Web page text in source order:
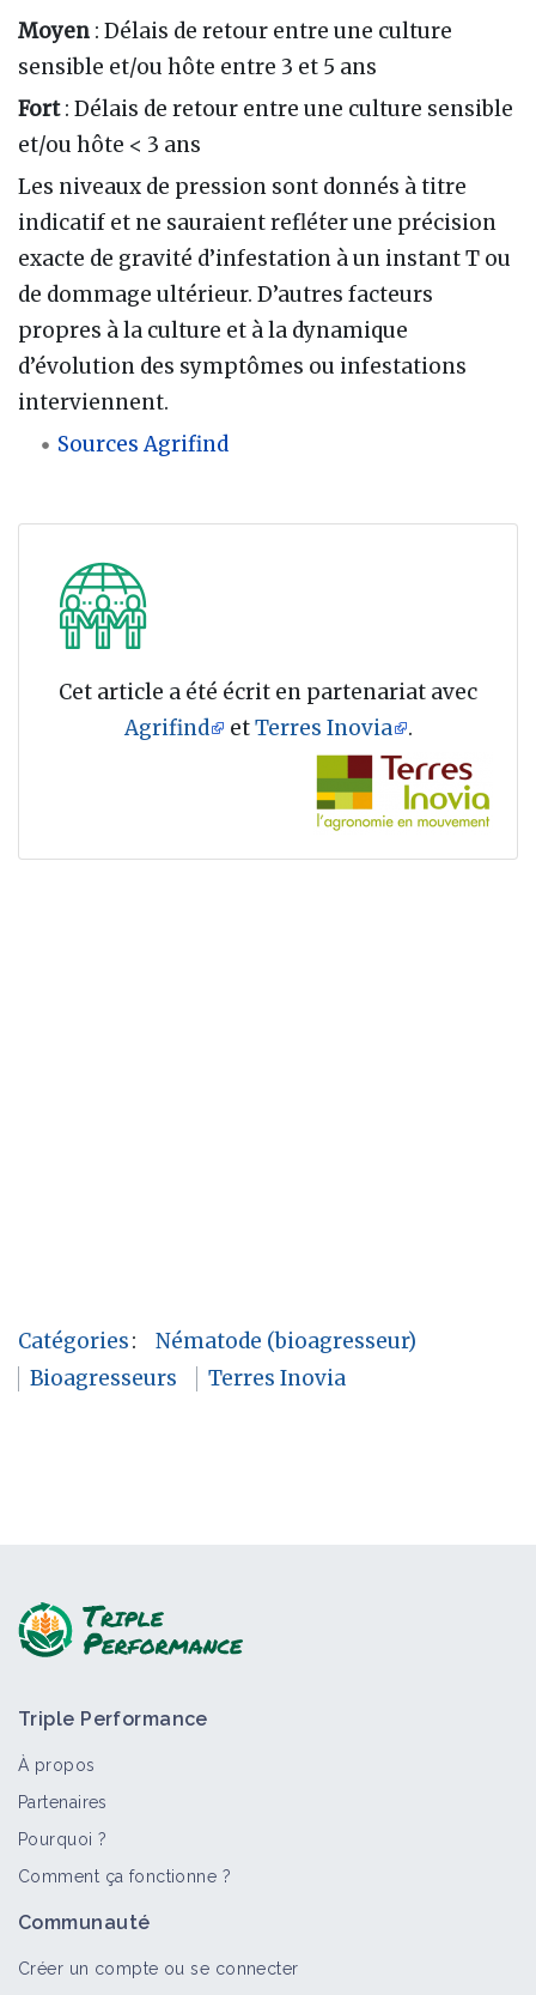
Moyen : Délais de retour entre une culture
sensible et/ou hôte entre 3 et 5 ans
Fort: Délais de retour entre une culture sensible
et/ou hôte < 3 ans
Les niveaux de pression sont donnés à titre
indicatif et ne sauraient refléter une précision
exacte de gravité d’infestation à un instant T ou
de dommage ultérieur. D’autres facteurs
propres à la culture et à la dynamique
d’évolution des symptômes ou infestations
interviennent.
Sources Agrifind
Cet article a été écrit en partenariat avec
Agrifind
etTerres Inovia .
Catégories:
Nématode (bioagresseur)
Bioagresseurs
Terres Inovia
Triple Performance
À propos
Partenaires
Pourquoi ?
Comment ça fonctionne ?
Communauté
Créer un compte ou se connecter